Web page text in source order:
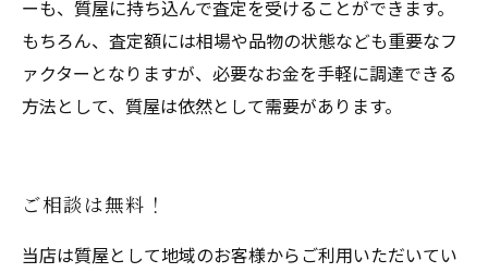
ーも、質屋に持ち込んで査定を受けることができます。
もちろん、査定額には相場や品物の状態なども重要なフ
ァクターとなりますが、必要なお金を手軽に調達できる
方法として、質屋は依然として需要があります。
ご相談は無料！
当店は質屋として地域のお客様からご利用いただいてい